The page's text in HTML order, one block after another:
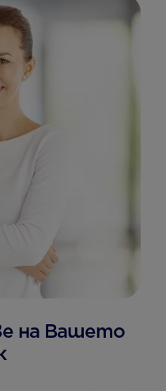
на Вашето